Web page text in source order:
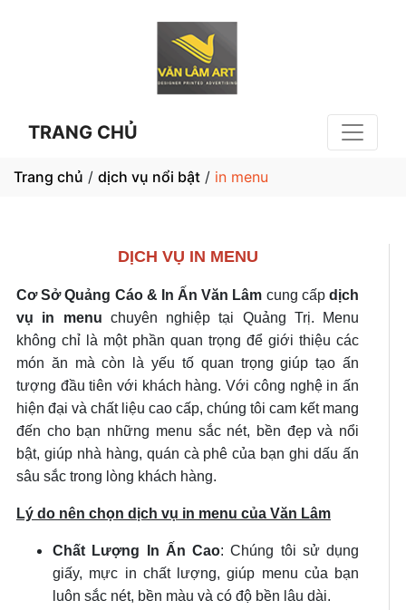
TRANG CHỦ
Trang chủ / dịch vụ nổi bật / in menu
DỊCH VỤ IN MENU
Cơ Sở Quảng Cáo & In Ấn Văn Lâm cung cấpdịch
vụ in menu chuyên nghiệp tại Quảng Trị. Menu
không chỉ là một phần quan trọng để giới thiệu các
món ăn mà còn là yếu tố quan trọng giúp tạo ấn
tượng đầu tiên với khách hàng. Với công nghệ in ấn
hiện đại và chất liệu cao cấp, chúng tôi cam kết mang
đến cho bạn những menu sắc nét, bền đẹp và nổi
bật, giúp nhà hàng, quán cà phê của bạn ghi dấu ấn
sâu sắc trong lòng khách hàng.
Lý do nên chọn dịch vụ in menu của Văn Lâm
Chất Lượng In Ấn Cao: Chúng tôi sử dụng
giấy, mực in chất lượng, giúp menu của bạn
luôn sắc nét, bền màu và có độ bền lâu dài.